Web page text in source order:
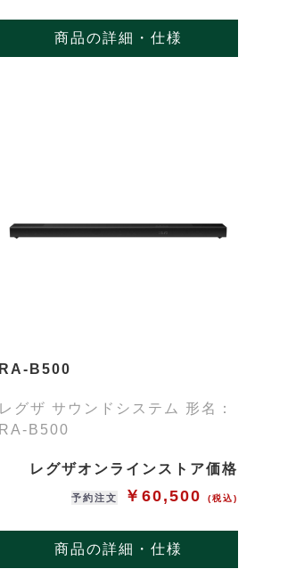
商品の詳細・仕様
RA-B500
レグザ サウンドシステム 形名：
RA-B500
レグザオンラインストア価格
予約注文 ￥60,500(税込)
商品の詳細・仕様